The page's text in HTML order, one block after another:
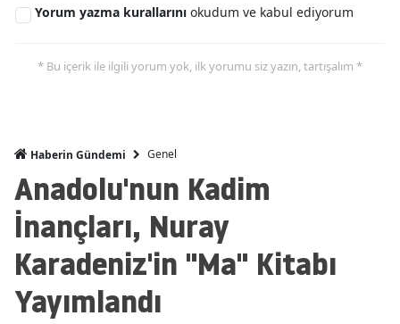
Yorum yazma kurallarını okudum ve kabul ediyorum
* Bu içerik ile ilgili yorum yok, ilk yorumu siz yazın, tartışalım *
Haberin Gündemi Genel
Anadolu'nun Kadim
İnançları, Nuray
Karadeniz'in "Ma" Kitabı
Yayımlandı